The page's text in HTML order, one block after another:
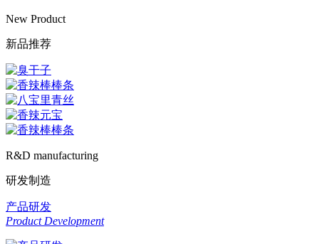
New Product
新品推荐
R&D manufacturing
研发制造
产品研发
Product Development